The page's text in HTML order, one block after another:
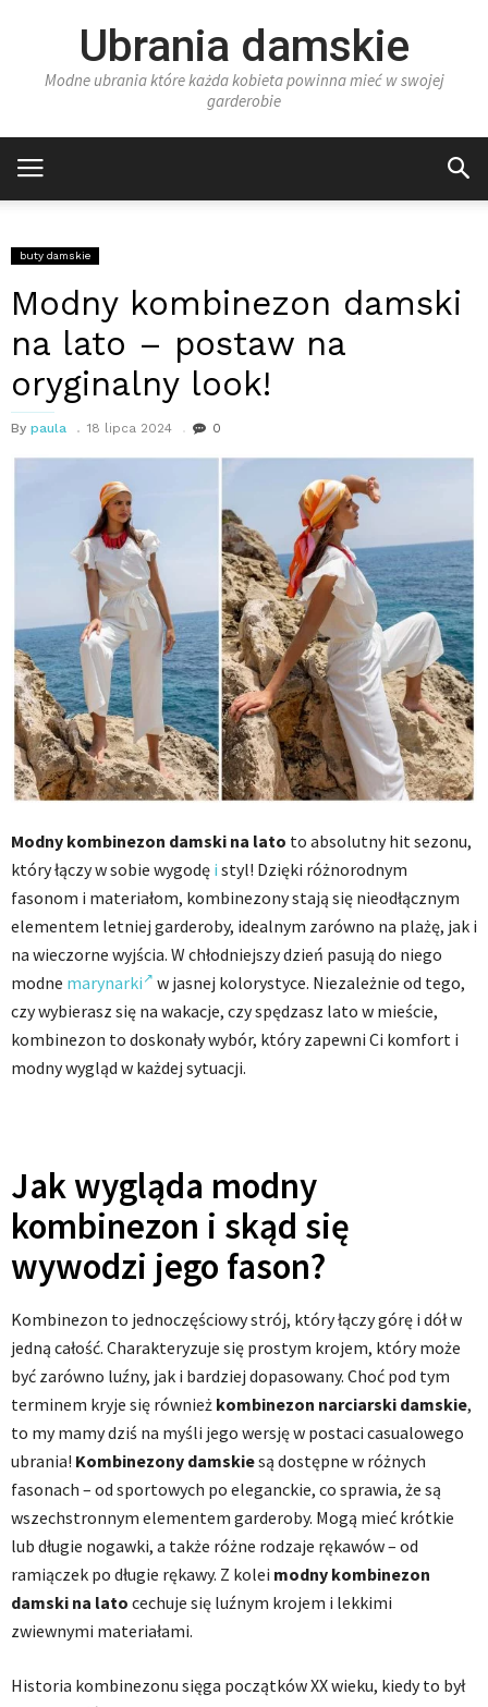
Ubrania damskie
Modne ubrania które każda kobieta powinna mieć w swojej
garderobie
buty damskie
Modny kombinezon damski
na lato – postaw na
oryginalny look!
By paula 18 lipca 2024 0
Modny kombinezon damski na lato to absolutny hit sezonu,
który łączy w sobie wygodę i styl! Dzięki różnorodnym
fasonom i materiałom, kombinezony stają się nieodłącznym
elementem letniej garderoby, idealnym zarówno na plażę, jak i
na wieczorne wyjścia. W chłodniejszy dzień pasują do niego
modne marynarki
w jasnej kolorystyce. Niezależnie od tego,
czy wybierasz się na wakacje, czy spędzasz lato w mieście,
kombinezon to doskonały wybór, który zapewni Ci komfort i
modny wygląd w każdej sytuacji.
Jak wygląda modny
kombinezon i skąd się
wywodzi jego fason?
Kombinezon to jednoczęściowy strój, który łączy górę i dół w
jedną całość. Charakteryzuje się prostym krojem, który może
być zarówno luźny, jak i bardziej dopasowany. Choć pod tym
terminem kryje się również kombinezon narciarski damskie,
to my mamy dziś na myśli jego wersję w postaci casualowego
ubrania! Kombinezony damskiesą dostępne w różnych
fasonach – od sportowych po eleganckie, co sprawia, że są
wszechstronnym elementem garderoby. Mogą mieć krótkie
lub długie nogawki, a także różne rodzaje rękawów – od
ramiączek po długie rękawy. Z kolei modny kombinezon
damski na lato cechuje się luźnym krojem i lekkimi
zwiewnymi materiałami.
Historia kombinezonu sięga początków XX wieku, kiedy to był